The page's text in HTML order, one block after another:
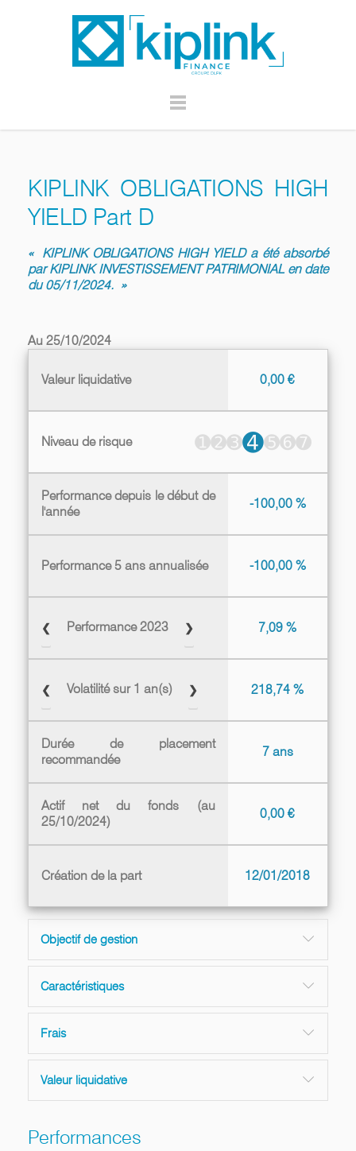
KIPLINK OBLIGATIONS HIGH
YIELD Part D
« KIPLINK OBLIGATIONS HIGH YIELD a été absorbé
par KIPLINK INVESTISSEMENT PATRIMONIAL en date
du 05/11/2024. »
Au 25/10/2024
Valeur liquidative 0,00 €
Niveau de risque ➊➋➌➍➎➏➐
Performance depuis le début de
l'année
-100,00 %
Performance 5 ans annualisée -100,00 %
❮ Performance 2023 ❯ 7,09 %
❮ Volatilité sur 1 an(s) ❯ 218,74 %
Durée de placement
recommandée
7 ans
Actif net du fonds (au
25/10/2024)
0,00 €
Création de la part 12/01/2018
Objectif de gestion
Caractéristiques
Frais
Valeur liquidative
Performances